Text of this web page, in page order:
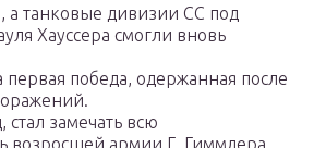
танковые дивизии СС под
Хауссера смогли вновь
победа, одержанная после
стал замечать всю
возросшей армии Г. Гиммлера,